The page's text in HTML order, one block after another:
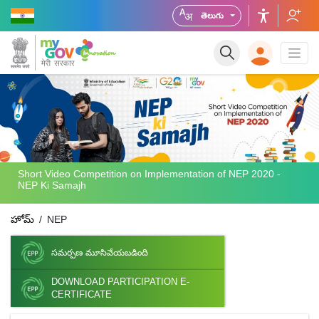
తెలుగు
Short Video Competition on Implementation of NEP 2020 -
NEP Ki Samajh
హోమ్ NEP
సమర్పణ మూసివేయబడింది
DOWNLOAD PARTICIPATION E-
CERTIFICATE